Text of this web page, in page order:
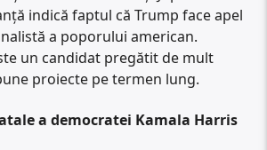
indică faptul că Trump face apel
a poporului american.
un candidat pregătit de mult
proiecte pe termen lung.
a democratei Kamala Harris